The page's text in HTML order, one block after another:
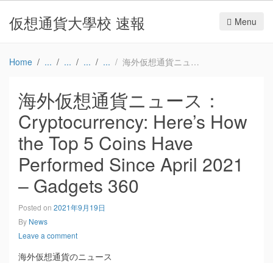
仮想通貨大學校 速報 Menu
Home 海外仮想通貨ニュース：Cryptocurrency: Here’s How the Top 5 Coins Have Performed Since April 2021 – Gadgets 360
海外仮想通貨ニュース：
Cryptocurrency: Here’s How
the Top 5 Coins Have
Performed Since April 2021
– Gadgets 360
Posted on 2021年9月19日
By News
Leave a comment
海外仮想通貨のニュース